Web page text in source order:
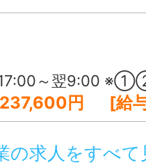
無理なく長く働け
ト制 ※夜勤の回数は相談に応じま
本給：180,000円～220,000円 ヘルスケア手当
の求人をすべて